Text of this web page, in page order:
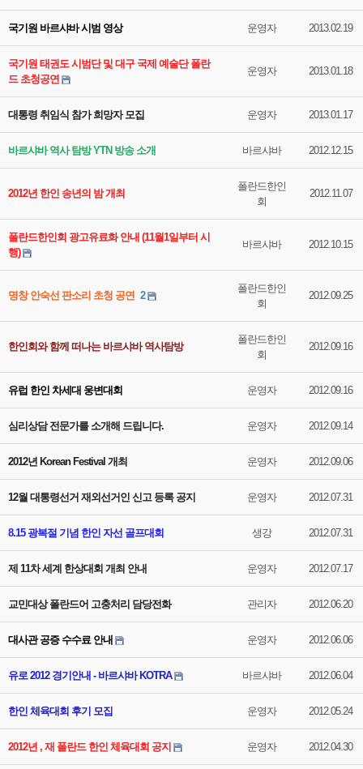
국기원 바르샤바 시범 영상 운영자 2013.02.19
국기원 태권도 시범단 및 대구 국제 예술단 폴란
드 초청공연
운영자 2013.01.18
대통령 취임식 참가 희망자 모집 운영자 2013.01.17
바르샤바 역사 탐방 YTN 방송 소개 바르샤바 2012.12.15
2012년 한인 송년의 밤 개최
폴란드한인
회
2012.11.07
폴란드한인회 광고유료화 안내 (11월1일부터 시
행)
바르샤바 2012.10.15
명창 안숙선 판소리 초청 공연 2
폴란드한인
회
2012.09.25
한인회와 함께 떠나는 바르샤바 역사탐방
폴란드한인
회
2012.09.16
유럽 한인 차세대 웅변대회 운영자 2012.09.16
심리상담 전문가를 소개해 드립니다. 운영자 2012.09.14
2012년 Korean Festival 개최 운영자 2012.09.06
12월 대통령선거 재외선거인 신고 등록 공지 운영자 2012.07.31
8.15 광복절 기념 한인 자선 골프대회 생강 2012.07.31
제 11차 세계 한상대회 개최 안내 운영자 2012.07.17
교민대상 폴란드어 고충처리 담당전화 관리자 2012.06.20
대사관 공증 수수료 안내 운영자 2012.06.06
유로 2012 경기안내 - 바르샤바 KOTRA 바르샤바 2012.06.04
한인 체육대회 후기 모집 운영자 2012.05.24
2012년 , 재 폴란드 한인 체육대회 공지 운영자 2012.04.30